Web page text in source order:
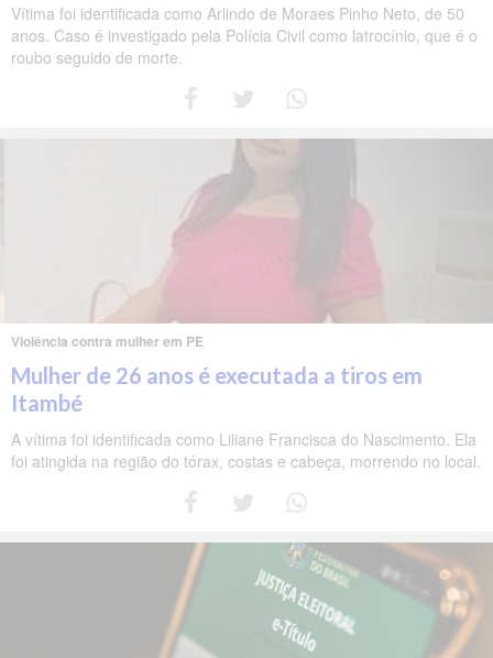
Vítima foi identificada como Arlindo de Moraes Pinho Neto, de 50
anos. Caso é investigado pela Polícia Civil como latrocínio, que é o
roubo seguido de morte.
Violência contra mulher em PE
Mulher de 26 anos é executada a tiros em
Itambé
A vítima foi identificada como Liliane Francisca do Nascimento. Ela
foi atingida na região do tórax, costas e cabeça, morrendo no local.